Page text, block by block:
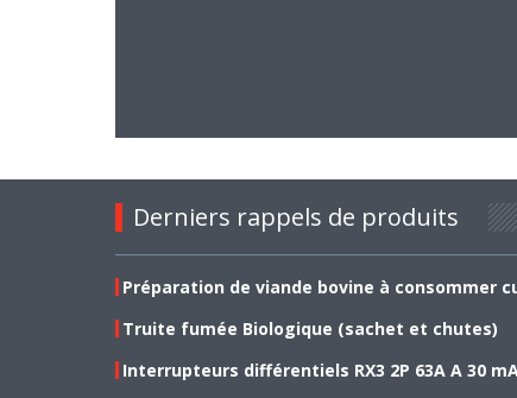
Derniers rappels de produits
Préparation de viande bovine à consommer
Truite fumée Biologique (sachet et chutes)
Interrupteurs différentiels RX3 2P 63A A 30 mA